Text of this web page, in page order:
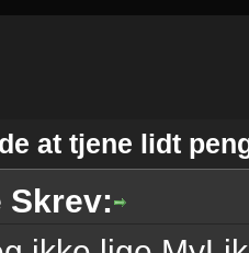
at tjene lidt
Skrev: